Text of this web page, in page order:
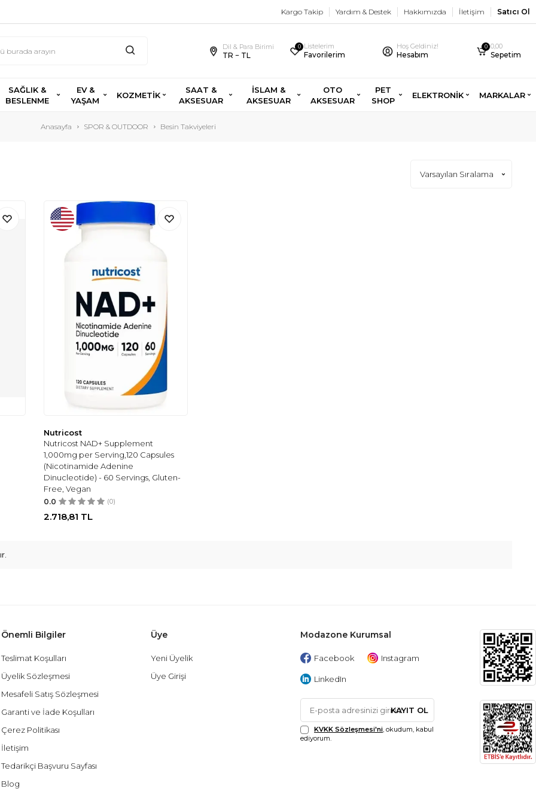
Kargo Takip Yardım & Destek Hakkımızda İletişim Satıcı Ol
Dil & Para Birimi
TR − TL
0 Listelerim
Favorilerim
Hoş Geldiniz!
Hesabım
0 0,00
Sepetim
SAĞLIK &
BESLENME
EV &
YAŞAM
KOZMETİK
SAAT &
AKSESUAR
İSLAM &
AKSESUAR
OTO
AKSESUAR
PET
SHOP
ELEKTRONİK MARKALAR
Anasayfa SPOR & OUTDOOR Besin Takviyeleri
Nutricost
Nutricost NAD+ Supplement
1,000mg per Serving,120 Capsules
(Nicotinamide Adenine
Dinucleotide) - 60 Servings, Gluten-
Free, Vegan
0.0 (0)
2.718,81 TL
Önemli Bilgiler
Teslimat Koşulları
Üyelik Sözleşmesi
Mesafeli Satış Sözleşmesi
Garanti ve İade Koşulları
Çerez Politikası
İletişim
Tedarikçi Başvuru Sayfası
Blog
Üye
Yeni Üyelik
Üye Girişi
Modazone Kurumsal
Facebook Instagram
LinkedIn
KAYIT OL
KVKK Sözleşmesi'ni, okudum, kabul
ediyorum.